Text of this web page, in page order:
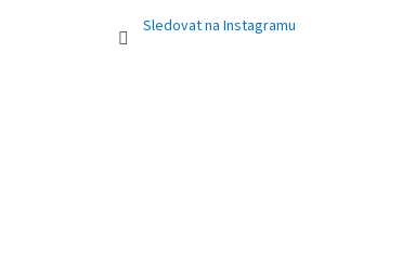
Sledovat na Instagramu